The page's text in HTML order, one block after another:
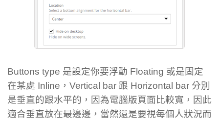
Buttons type 是設定你要浮動 Floating 或是固定
在某處 Inline，Vertical bar 跟 Horizontal bar 分別
是垂直的跟水平的，因為電腦版頁面比較寬，因此
適合垂直放在最邊邊，當然還是要視每個人狀況而